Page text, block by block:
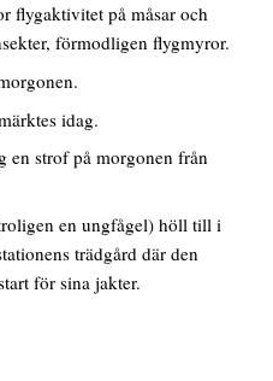
flygaktivitet på måsar och
förmodligen flygmyror.
idag.
en strof på morgonen från
en ungfågel) höll till i
trädgård där den
för sina jakter.